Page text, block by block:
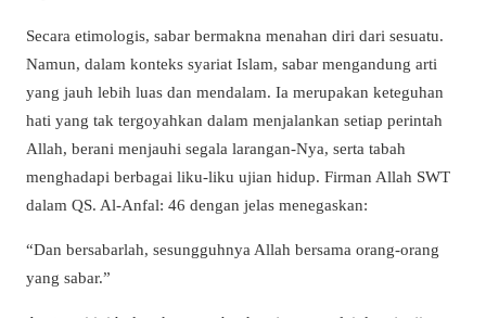
Secara etimologis, sabar bermakna menahan diri dari sesuatu.
Namun, dalam konteks syariat Islam, sabar mengandung arti
yang jauh lebih luas dan mendalam. Ia merupakan keteguhan
hati yang tak tergoyahkan dalam menjalankan setiap perintah
Allah, berani menjauhi segala larangan-Nya, serta tabah
menghadapi berbagai liku-liku ujian hidup. Firman Allah SWT
dalam QS. Al-Anfal: 46 dengan jelas menegaskan:
“Dan bersabarlah, sesungguhnya Allah bersama orang-orang
yang sabar.”